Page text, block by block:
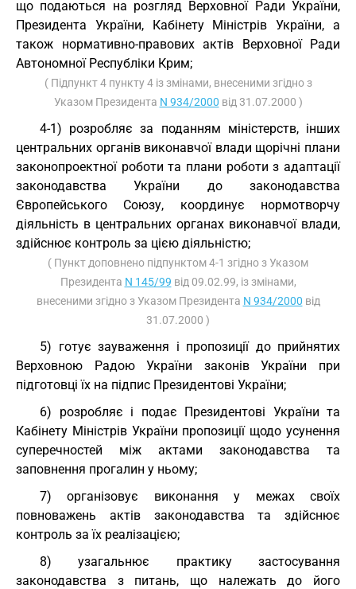
що подаються на розгляд Верховної Ради України,
Президента України, Кабінету Міністрів України, а
також нормативно-правових актів Верховної Ради
Автономної Республіки Крим;
( Підпункт 4 пункту 4 із змінами, внесеними згідно з
Указом Президента N 934/2000 від 31.07.2000 )
4-1) розробляє за поданням міністерств, інших
центральних органів виконавчої влади щорічні плани
законопроектної роботи та плани роботи з адаптації
законодавства України до законодавства
Європейського Союзу, координує нормотворчу
діяльність в центральних органах виконавчої влади,
здійснює контроль за цією діяльністю;
( Пункт доповнено підпунктом 4-1 згідно з Указом
Президента N 145/99 від 09.02.99, із змінами,
внесеними згідно з Указом Президента N 934/2000 від
31.07.2000 )
5) готує зауваження і пропозиції до прийнятих
Верховною Радою України законів України при
підготовці їх на підпис Президентові України;
6) розробляє і подає Президентові України та
Кабінету Міністрів України пропозиції щодо усунення
суперечностей між актами законодавства та
заповнення прогалин у ньому;
7) організовує виконання у межах своїх
повноважень актів законодавства та здійснює
контроль за їх реалізацією;
8) узагальнює практику застосування
законодавства з питань, що належать до його